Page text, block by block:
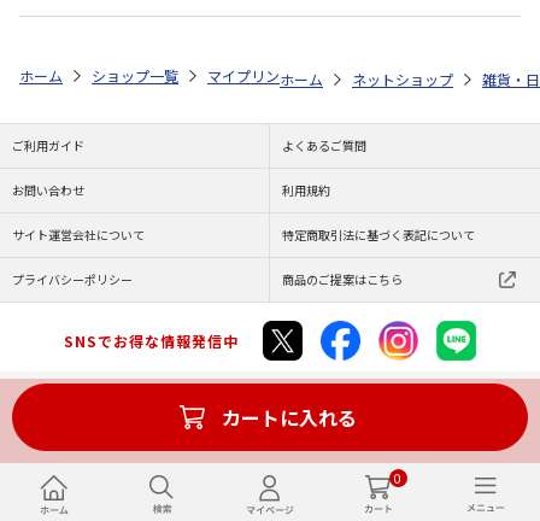
0
カートに入れる
ホーム ショップ一覧 マイプリント ビーンズ迷子札【フレンチ・
ホーム ネットショップ 雑貨・
ご利用ガイド よくあるご質問
お問い合わせ 利用規約
サイト運営会社について 特定商取引法に基づく表記について
プライバシーポリシー 商品のご提案はこちら
SNSでお得な情報発信中